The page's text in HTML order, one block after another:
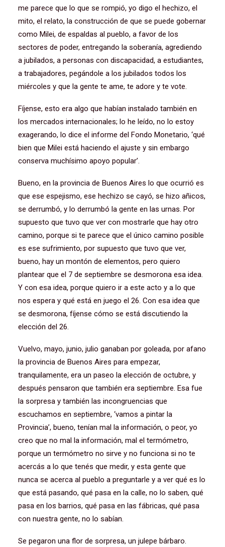
me parece que lo que se rompió, yo digo el hechizo, el
mito, el relato, la construcción de que se puede gobernar
como Milei, de espaldas al pueblo, a favor de los
sectores de poder, entregando la soberanía, agrediendo
a jubilados, a personas con discapacidad, a estudiantes,
a trabajadores, pegándole a los jubilados todos los
miércoles y que la gente te ame, te adore y te vote.
Fíjense, esto era algo que habían instalado también en
los mercados internacionales; lo he leído, no lo estoy
exagerando, lo dice el informe del Fondo Monetario, ‘qué
bien que Milei está haciendo el ajuste y sin embargo
conserva muchísimo apoyo popular’.
Bueno, en la provincia de Buenos Aires lo que ocurrió es
que ese espejismo, ese hechizo se cayó, se hizo añicos,
se derrumbó, y lo derrumbó la gente en las urnas. Por
supuesto que tuvo que ver con mostrarle que hay otro
camino, porque si te parece que el único camino posible
es ese sufrimiento, por supuesto que tuvo que ver,
bueno, hay un montón de elementos, pero quiero
plantear que el 7 de septiembre se desmorona esa idea.
Y con esa idea, porque quiero ir a este acto y a lo que
nos espera y qué está en juego el 26. Con esa idea que
se desmorona, fíjense cómo se está discutiendo la
elección del 26.
Vuelvo, mayo, junio, julio ganaban por goleada, por afano
la provincia de Buenos Aires para empezar,
tranquilamente, era un paseo la elección de octubre, y
después pensaron que también era septiembre. Esa fue
la sorpresa y también las incongruencias que
escuchamos en septiembre, ‘vamos a pintar la
Provincia’, bueno, tenían mal la información, o peor, yo
creo que no mal la información, mal el termómetro,
porque un termómetro no sirve y no funciona si no te
acercás a lo que tenés que medir, y esta gente que
nunca se acerca al pueblo a preguntarle y a ver qué es lo
que está pasando, qué pasa en la calle, no lo saben, qué
pasa en los barrios, qué pasa en las fábricas, qué pasa
con nuestra gente, no lo sabían.
Se pegaron una flor de sorpresa, un julepe bárbaro.